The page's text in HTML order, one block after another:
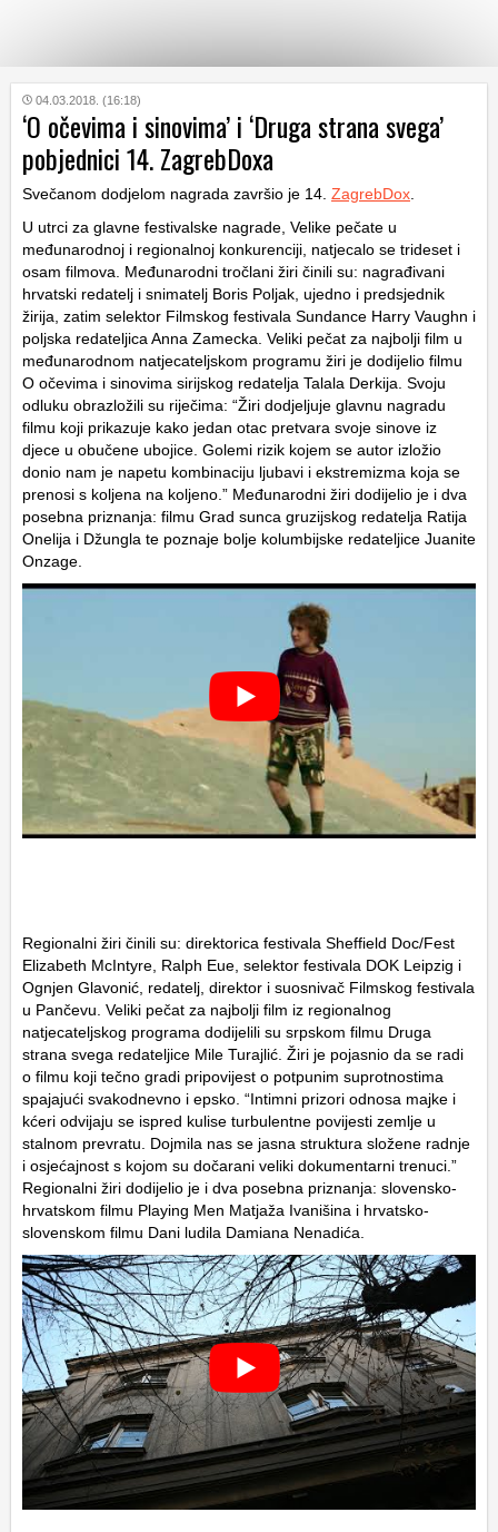
KATEGORIJE
HRVATSKI
WEB
04.03.2018. (16:18)
‘O očevima i sinovima’ i ‘Druga strana svega’
pobjednici 14. ZagrebDoxa
Svečanom dodjelom nagrada završio je 14. ZagrebDox
U utrci za glavne festivalske nagrade, Velike pečate u
međunarodnoj i regionalnoj konkurenciji, natjecalo se trideset i
osam filmova. Međunarodni tročlani žiri činili su: nagrađivani
hrvatski redatelj i snimatelj Boris Poljak, ujedno i predsjednik
žirija, zatim selektor Filmskog festivala Sundance Harry Vaughn i
poljska redateljica Anna Zamecka. Veliki pečat za najbolji film u
međunarodnom natjecateljskom programu žiri je dodijelio filmu
O očevima i sinovima sirijskog redatelja Talala Derkija. Svoju
odluku obrazložili su riječima: “Žiri dodjeljuje glavnu nagradu
filmu koji prikazuje kako jedan otac pretvara svoje sinove iz
djece u obučene ubojice. Golemi rizik kojem se autor izložio
donio nam je napetu kombinaciju ljubavi i ekstremizma koja se
prenosi s koljena na koljeno.” Međunarodni žiri dodijelio je i dva
posebna priznanja: filmu Grad sunca gruzijskog redatelja Ratija
Onelija i Džungla te poznaje bolje kolumbijske redateljice Juanite
Onzage.
Regionalni žiri činili su: direktorica festivala Sheffield Doc/Fest
Elizabeth McIntyre, Ralph Eue, selektor festivala DOK Leipzig i
Ognjen Glavonić, redatelj, direktor i suosnivač Filmskog festivala
u Pančevu. Veliki pečat za najbolji film iz regionalnog
natjecateljskog programa dodijelili su srpskom filmu Druga
strana svega redateljice Mile Turajlić. Žiri je pojasnio da se radi
o filmu koji tečno gradi pripovijest o potpunim suprotnostima
spajajući svakodnevno i epsko. “Intimni prizori odnosa majke i
kćeri odvijaju se ispred kulise turbulentne povijesti zemlje u
stalnom prevratu. Dojmila nas se jasna struktura složene radnje
i osjećajnost s kojom su dočarani veliki dokumentarni trenuci.”
Regionalni žiri dodijelio je i dva posebna priznanja: slovensko-
hrvatskom filmu Playing Men Matjaža Ivanišina i hrvatsko-
slovenskom filmu Dani ludila Damiana Nenadića.